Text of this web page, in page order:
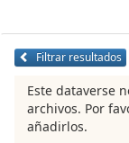
Filtrar resultados
Este dataverse
archivos. Por
añadirlos.